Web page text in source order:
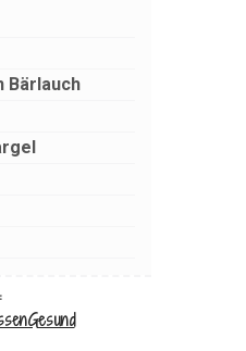
Bärlauch